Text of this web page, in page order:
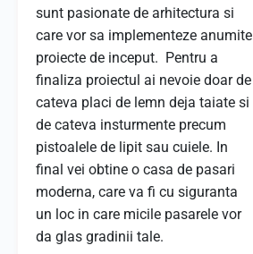
sunt pasionate de arhitectura si
care vor sa implementeze anumite
proiecte de inceput. Pentru a
finaliza proiectul ai nevoie doar de
cateva placi de lemn deja taiate si
de cateva insturmente precum
pistoalele de lipit sau cuiele. In
final vei obtine o casa de pasari
moderna, care va fi cu siguranta
un loc in care micile pasarele vor
da glas gradinii tale.